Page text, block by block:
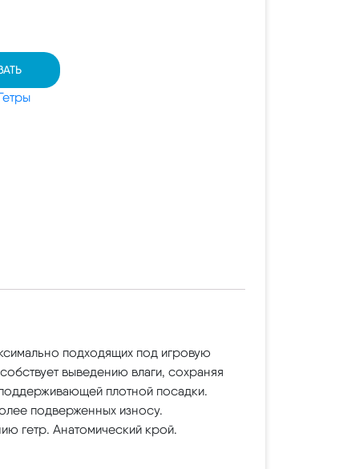
подходящих под игровую
выведению влаги, сохраняя
плотной посадки.
подверженных износу.
гетр. Анатомический крой.